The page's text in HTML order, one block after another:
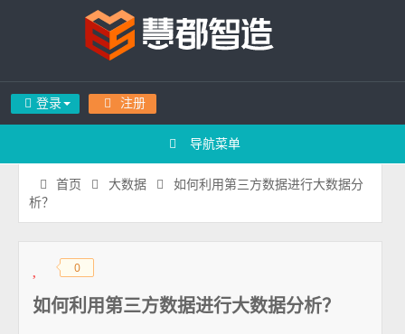
登录 注册
导航菜单
首页 大数据
如何利用第三方数据进行大数据分
析？
◆◆ 0
如何利用第三方数据进行大数据分析？